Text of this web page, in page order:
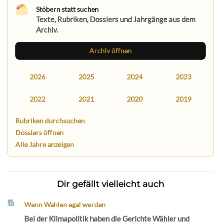
Stöbern statt suchen
Texte, Rubriken, Dossiers und Jahrgänge aus dem
Archiv.
Archiv öffnen
2026 2025 2024 2023
2022 2021 2020 2019
Rubriken durchsuchen
Dossiers öffnen
Alle Jahre anzeigen
Dir gefällt vielleicht auch
Wenn Wahlen egal werden
Bei der Klimapolitik haben die Gerichte Wähler und